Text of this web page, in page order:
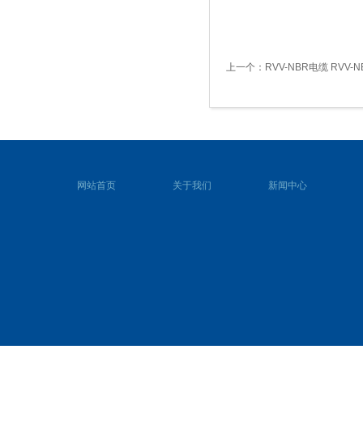
上一个： RVV-NBR电缆 RVV-
网站首页 关于我们 新闻中心